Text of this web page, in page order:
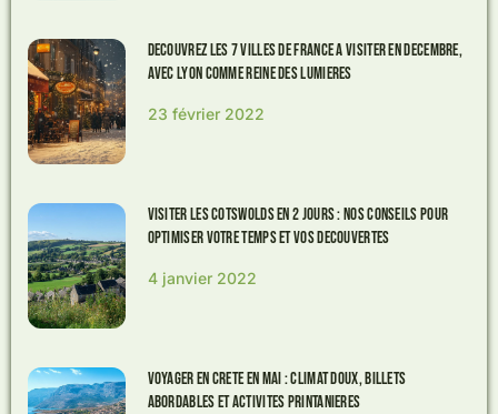
Decouvrez les 7 villes de France a visiter en decembre,
avec Lyon comme reine des lumieres
23 février 2022
Visiter les Cotswolds en 2 jours : nos conseils pour
optimiser votre temps et vos decouvertes
4 janvier 2022
Voyager en Crete en Mai : Climat doux, Billets
abordables et Activites printanieres